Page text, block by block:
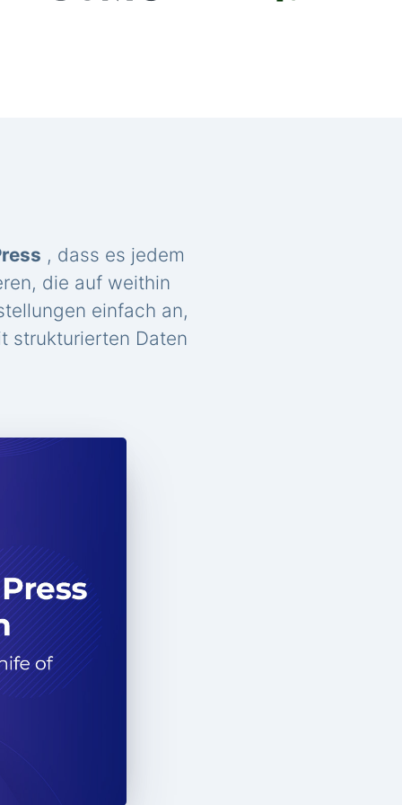
, dass es jedem
die auf weithin
einfach an,
strukturierten Daten